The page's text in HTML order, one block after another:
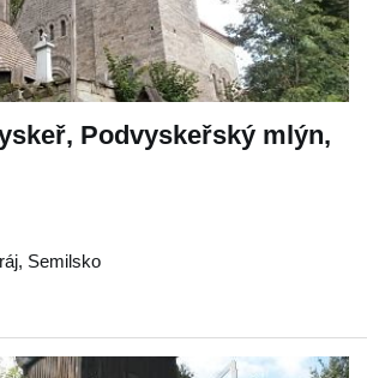
Podvyskeřský mlýn,
, Semilsko